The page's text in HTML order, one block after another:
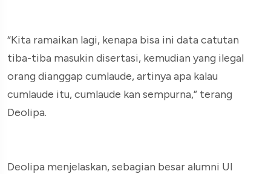
“Kita ramaikan lagi, kenapa bisa ini data catutan
tiba-tiba masukin disertasi, kemudian yang ilegal
orang dianggap cumlaude, artinya apa kalau
cumlaude itu, cumlaude kan sempurna,” terang
Deolipa.
Deolipa menjelaskan, sebagian besar alumni UI